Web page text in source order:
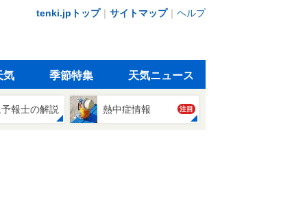
tenki.jpトップ｜ サイトマップ｜ ヘルプ
気 季節特集 天気ニュース
報士の解説 熱中症情報 注目